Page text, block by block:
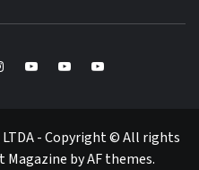
YoutubeYoutubeYoutube
- Copyright © All rights
Magazine byAF themes.